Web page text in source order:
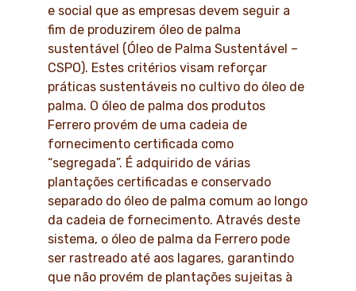
e social que as empresas devem seguir a
fim de produzirem óleo de palma
sustentável (Óleo de Palma Sustentável –
CSPO). Estes critérios visam reforçar
práticas sustentáveis no cultivo do óleo de
palma. O óleo de palma dos produtos
Ferrero provém de uma cadeia de
fornecimento certificada como
“segregada”. É adquirido de várias
plantações certificadas e conservado
separado do óleo de palma comum ao longo
da cadeia de fornecimento. Através deste
sistema, o óleo de palma da Ferrero pode
ser rastreado até aos lagares, garantindo
que não provém de plantações sujeitas à